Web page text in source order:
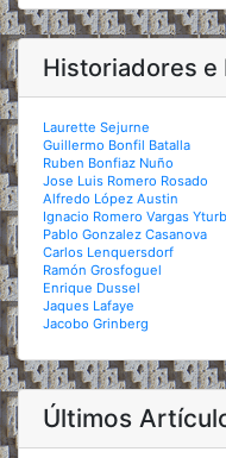
Historiadores
Laurette Sejurne
Guillermo Bonfil Batalla
Ruben Bonfiaz Nuño
Jose Luis Romero Rosado
Alfredo López Austin
Ignacio Romero Vargas
Pablo Gonzalez Casanova
Carlos Lenquersdorf
Ramón Grosfoguel
Enrique Dussel
Jaques Lafaye
Jacobo Grinberg
Últimos